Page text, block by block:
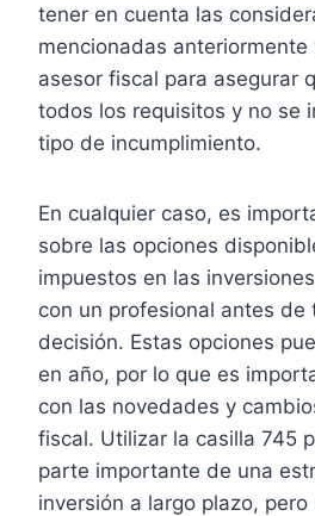
tener en cuenta las
mencionadas anteriormente
asesor fiscal para asegurar
todos los requisitos y no se
tipo de incumplimiento.
En cualquier caso, es
sobre las opciones
impuestos en las
con un profesional antes de
decisión. Estas opciones
en año, por lo que es
con las novedades y
fiscal. Utilizar la casilla 745
parte importante de una
inversión a largo plazo, pero